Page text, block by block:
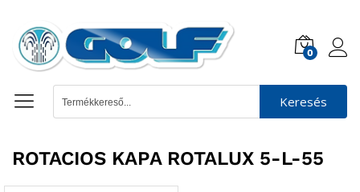
0
Keresés
ROTACIOS KAPA ROTALUX 5-L-55